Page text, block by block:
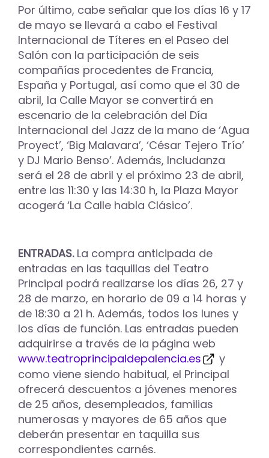
Por último, cabe señalar que los días 16 y 17
de mayo se llevará a cabo el Festival
Internacional de Títeres en el Paseo del
Salón con la participación de seis
compañías procedentes de Francia,
España y Portugal, así como que el 30 de
abril, la Calle Mayor se convertirá en
escenario de la celebración del Día
Internacional del Jazz de la mano de ‘Agua
Proyect’, ‘Big Malavara’, ‘César Tejero Trío’
y DJ Mario Benso’. Además, Includanza
será el 28 de abril y el próximo 23 de abril,
entre las 11:30 y las 14:30 h, la Plaza Mayor
acogerá ‘La Calle habla Clásico’.
ENTRADAS.La compra anticipada de
entradas en las taquillas del Teatro
Principal podrá realizarse los días 26, 27 y
28 de marzo, en horario de 09 a 14 horas y
de 18:30 a 21 h. Además, todos los lunes y
los días de función. Las entradas pueden
adquirirse a través de la página web
www.teatroprincipaldepalencia.es
y
como viene siendo habitual, el Principal
ofrecerá descuentos a jóvenes menores
de 25 años, desempleados, familias
numerosas y mayores de 65 años que
deberán presentar en taquilla sus
correspondientes carnés.